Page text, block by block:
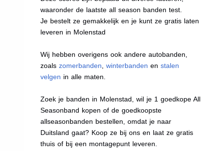
waaronder de laatste all season banden test.
Je bestelt ze gemakkelijk en je kunt ze gratis laten
leveren in Molenstad
Wij hebben overigens ook andere autobanden,
zoalszomerbanden ,winterbanden enstalen
velgen in alle maten.
Zoek je banden in Molenstad, wil je 1 goedkope All
Seasonband kopen of de goedkoopste
allseasonbanden bestellen, omdat je naar
Duitsland gaat? Koop ze bij ons en laat ze gratis
thuis of bij een montagepunt leveren.